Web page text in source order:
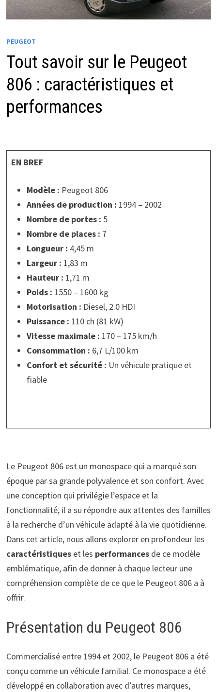
PEUGEOT
Tout savoir sur le Peugeot
806 : caractéristiques et
performances
EN BREF
Modèle : Peugeot 806
Années de production : 1994 – 2002
Nombre de portes : 5
Nombre de places : 7
Longueur : 4,45 m
Largeur : 1,83 m
Hauteur : 1,71 m
Poids : 1550 – 1600 kg
Motorisation : Diesel, 2.0 HDI
Puissance : 110 ch (81 kW)
Vitesse maximale : 170 – 175 km/h
Consommation : 6,7 L/100 km
Confort et sécurité : Un véhicule pratique et
fiable
Le Peugeot 806 est un monospace qui a marqué son
époque par sa grande polyvalence et son confort. Avec
une conception qui privilégie l’espace et la
fonctionnalité, il a su répondre aux attentes des familles
à la recherche d’un véhicule adapté à la vie quotidienne.
Dans cet article, nous allons explorer en profondeur les
caractéristiqueset les performancesde ce modèle
emblématique, afin de donner à chaque lecteur une
compréhension complète de ce que le Peugeot 806 a à
offrir.
Présentation du Peugeot 806
Commercialisé entre 1994 et 2002, le Peugeot 806 a été
conçu comme un véhicule familial. Ce monospace a été
développé en collaboration avec d’autres marques,